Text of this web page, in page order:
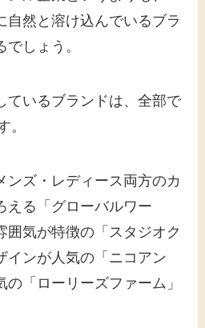
自然と溶け込んでいるブラ
しょう。
ているブランドは、全部で
。
ンズ・レディース両方のカ
える「グローバルワー
囲気が特徴の「スタジオク
インが人気の「ニコアン
の「ローリーズファーム」